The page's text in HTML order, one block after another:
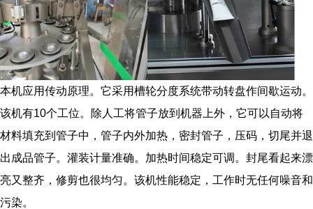
本机应用传动原理。它采用槽轮分度系统带动转盘作间歇运动。
该机有10个工位。除人工将管子放到机器上外，它可以自动将
材料填充到管子中，管子内外加热，密封管子，压码，切尾并退
出成品管子。灌装计量准确。加热时间稳定可调。封尾看起来漂
亮又整齐，修剪也很均匀。该机性能稳定，工作时无任何噪音和
污染。